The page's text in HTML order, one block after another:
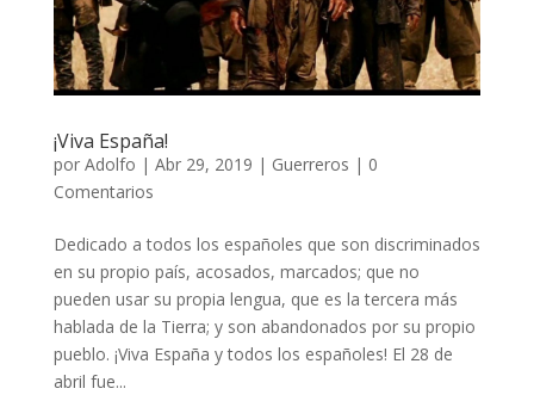
¡Viva España!
por Adolfo | Abr 29, 2019 | Guerreros | 0
Comentarios
Dedicado a todos los españoles que son discriminados
en su propio país, acosados, marcados; que no
pueden usar su propia lengua, que es la tercera más
hablada de la Tierra; y son abandonados por su propio
pueblo. ¡Viva España y todos los españoles! El 28 de
abril fue...